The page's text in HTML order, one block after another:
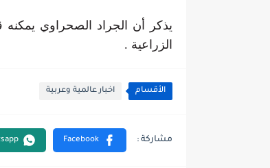
يذكر أن الجراد الصحراوي
الزراعية .
الأقسام اخبار عالمية وعربية